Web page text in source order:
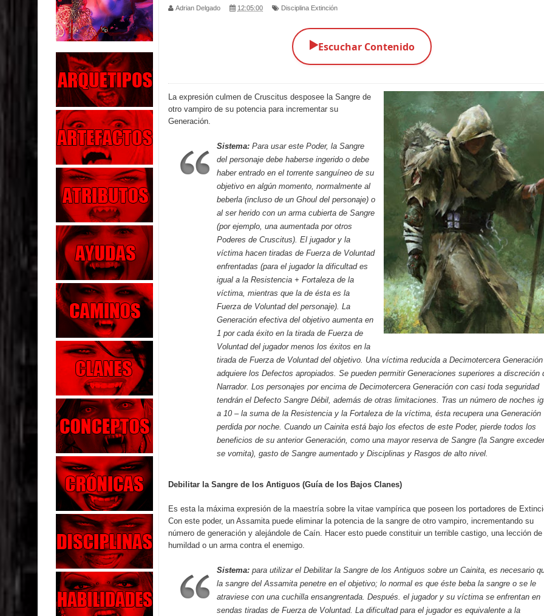
Parte 04: Oídos Sordos
Parte 03: La Traición
Parte 02: Vuelve el Hijo Prodigo
Parte 01: El Comienzo
Parte 01: El Enemigo Interior
Exaltados y Muertos Vivientes
Los Muertos se Levantan (Relato)
Los Monstruos más Buscados
Parte 09: Los Muertos Cuentan Cuentos
Adrian Delgado 12:05:00 Disciplina Extinción
▶️Escuchar Contenido
La expresión culmen de Cruscitus desposee la Sangre de
otro vampiro de su potencia para incrementar su
Generación.
Sistema: Para usar este Poder, la Sangre
del personaje debe haberse ingerido o debe
haber entrado en el torrente sanguíneo de su
objetivo en algún momento, normalmente al
beberla (incluso de un Ghoul del personaje) o
al ser herido con un arma cubierta de Sangre
(por ejemplo, una aumentada por otros
Poderes de Cruscitus). El jugador y la
víctima hacen tiradas de Fuerza de Voluntad
enfrentadas (para el jugador la dificultad es
igual a la Resistencia + Fortaleza de la
víctima, mientras que la de ésta es la
Fuerza de Voluntad del personaje). La
Generación efectiva del objetivo aumenta en
1 por cada éxito en la tirada de Fuerza de
Voluntad del jugador menos los éxitos en la
tirada de Fuerza de Voluntad del objetivo. Una víctima reducida a Decimotercera Generación
adquiere los Defectos apropiados. Se pueden permitir Generaciones superiores a discreción
Narrador. Los personajes por encima de Decimotercera Generación con casi toda seguridad
tendrán el Defecto Sangre Débil, además de otras limitaciones. Tras un número de noches
a 10 – la suma de la Resistencia y la Fortaleza de la víctima, ésta recupera una Generación
perdida por noche. Cuando un Cainita está bajo los efectos de este Poder, pierde todos los
beneficios de su anterior Generación, como una mayor reserva de Sangre (la Sangre
se vomita), gasto de Sangre aumentado y Disciplinas y Rasgos de alto nivel.
Debilitar la Sangre de los Antiguos (Guía de los Bajos Clanes)
Es esta la máxima expresión de la maestría sobre la vitae vampírica que poseen los portadores de
Con este poder, un Assamita puede eliminar la potencia de la sangre de otro vampiro, incrementando su
número de generación y alejándole de Caín. Hacer esto puede constituir un terrible castigo, una lección de
humildad o un arma contra el enemigo.
Sistema: para utilizar el Debilitar la Sangre de los Antiguos sobre un Cainita, es necesario
la sangre del Assamita penetre en el objetivo; lo normal es que éste beba la sangre o se le
atraviese con una cuchilla ensangrentada. Después. el jugador y su víctima se enfrentan en
sendas tiradas de Fuerza de Voluntad. La dificultad para el jugador es equivalente a la